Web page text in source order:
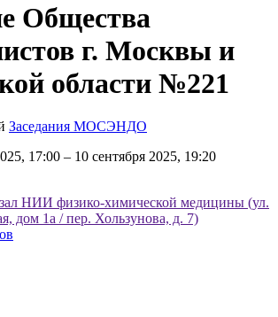
Общества
г. Москвы и
области №221
Заседания МОСЭНДО
17:00 – 10 сентября 2025, 19:20
НИИ физико-химической медицины (ул.
дом 1а / пер. Хользунова, д. 7)